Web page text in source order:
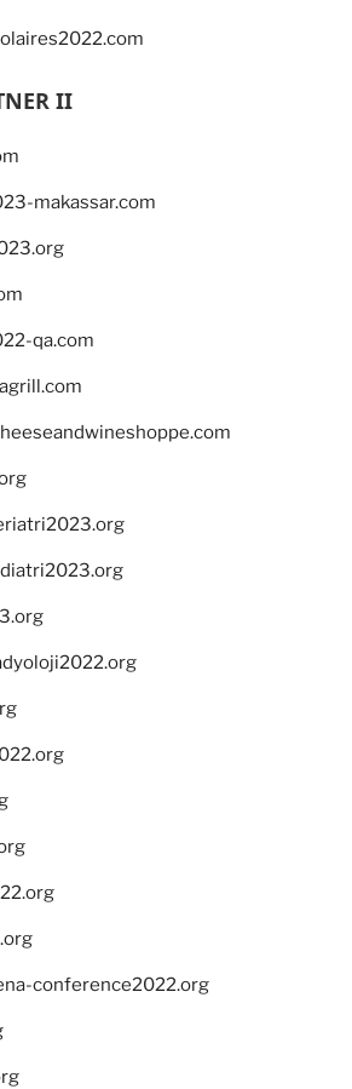
II
makassar.com
qa.com
conference2022.org